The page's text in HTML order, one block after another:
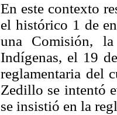
En este contexto
el histórico 1 de
una Comisión,
Indígenas, el 19
reglamentaria del
Zedillo se intentó
se insistió en la